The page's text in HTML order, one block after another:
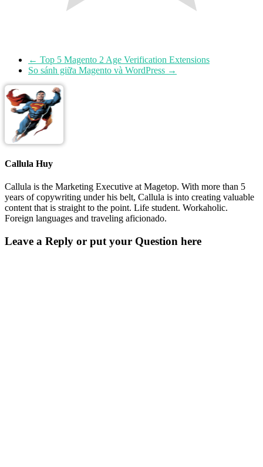
← Top 5 Magento 2 Age Verification Extensions
So sánh giữa Magento và WordPress →
Callula Huy
Callula is the Marketing Executive at Magetop. With more than 5
years of copywriting under his belt, Callula is into creating valuable
content that is straight to the point. Life student. Workaholic.
Foreign languages and traveling aficionado.
Leave a Reply or put your Question here